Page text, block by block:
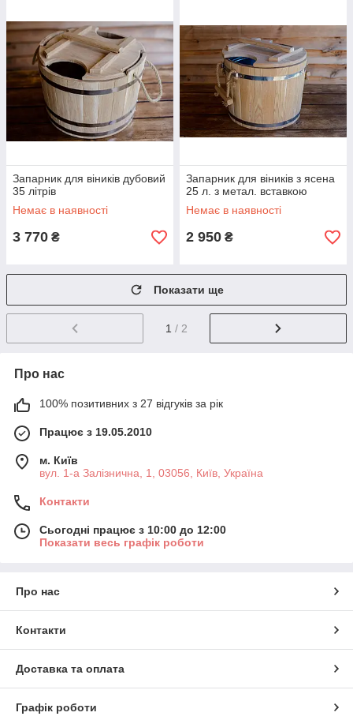
Запарник для віників дубовий
35 літрів
Немає в наявності
3 770 ₴
Запарник для віників з ясена
25 л. з метал. вставкою
Немає в наявності
2 950 ₴
Показати ще
1 / 2
Про нас
100% позитивних з 27 відгуків за рік
Працює з 19.05.2010
м. Київ
вул. 1-а Залізнична, 1, 03056, Київ, Україна
Контакти
Сьогодні працює з 10:00 до 12:00
Показати весь графік роботи
Про нас
Контакти
Доставка та оплата
Графік роботи